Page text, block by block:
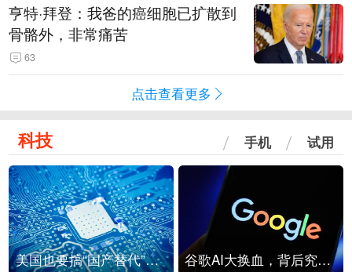
亨特·拜登：我爸的癌细胞已扩散到
骨骼外，非常痛苦
63
点击查看更多
科技 手机 试用
美国也要搞“国产替代”？先算清三笔账 谷歌AI大换血，背后究竟发生了什么？